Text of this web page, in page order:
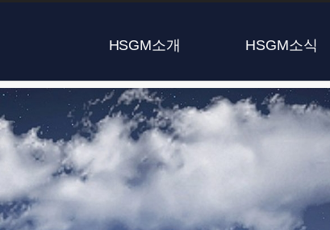
HSGM소개 HSGM소식